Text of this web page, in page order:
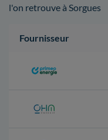
l'on retrouve à Sorgues
Fournisseur